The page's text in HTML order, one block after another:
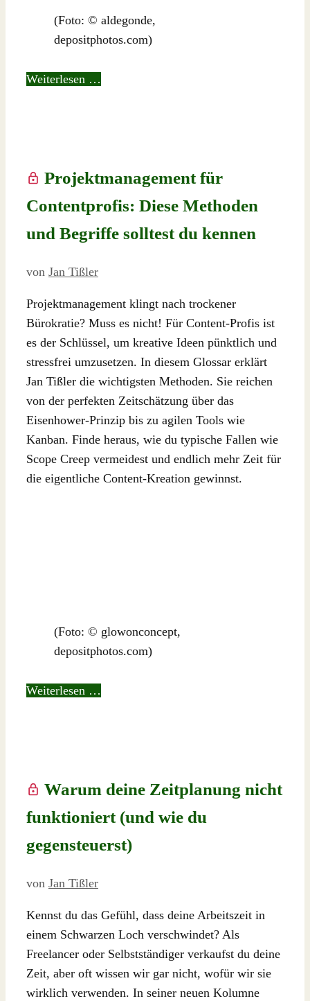
(Foto: © aldegonde,
depositphotos.com)
Weiterlesen …
Projektmanagement für
Contentprofis: Diese Methoden
und Begriffe solltest du kennen
von Jan Tißler
Projektmanagement klingt nach trockener
Bürokratie? Muss es nicht! Für Content-Profis ist
es der Schlüssel, um kreative Ideen pünktlich und
stressfrei umzusetzen. In diesem Glossar erklärt
Jan Tißler die wichtigsten Methoden. Sie reichen
von der perfekten Zeitschätzung über das
Eisenhower-Prinzip bis zu agilen Tools wie
Kanban. Finde heraus, wie du typische Fallen wie
Scope Creep vermeidest und endlich mehr Zeit für
die eigentliche Content-Kreation gewinnst.
(Foto: © glowonconcept,
depositphotos.com)
Weiterlesen …
Warum deine Zeitplanung nicht
funktioniert (und wie du
gegensteuerst)
von Jan Tißler
Kennst du das Gefühl, dass deine Arbeitszeit in
einem Schwarzen Loch verschwindet? Als
Freelancer oder Selbstständiger verkaufst du deine
Zeit, aber oft wissen wir gar nicht, wofür wir sie
wirklich verwenden. In seiner neuen Kolumne